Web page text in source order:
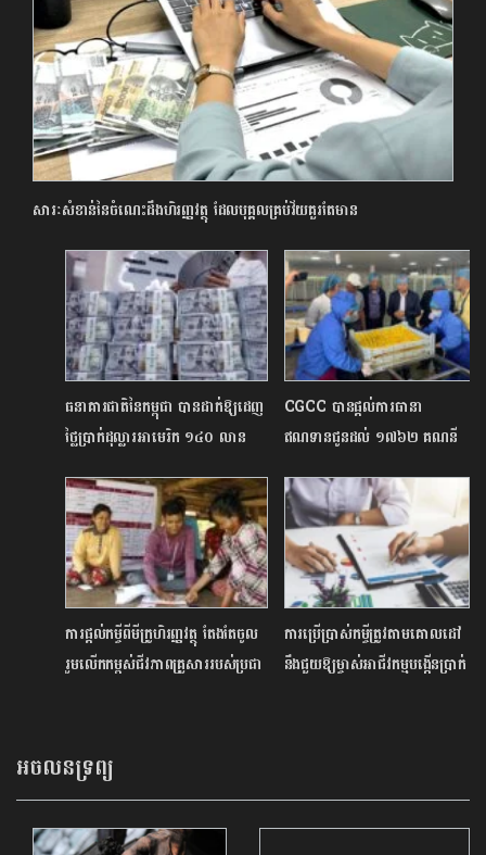
សារៈសំខាន់នៃចំណេះដឹងហិរញ្ញវត្ថុ ដែលបុគ្គលគ្រប់វ័យគួរតែមាន
ធនាគារជាតិនៃកម្ពុជា បានដាក់ឱ្យដេញ
ថ្លៃប្រាក់ដុល្លារអាមេរិក ១៤០ លាន
ផ្សារ
CGCC បានផ្តល់ការធានា
ឥណទានជូនដល់ ១៧៦២ គណនី
ដុល្លារ
ការផ្ដល់កម្ចីពីមីក្រូហិរញ្ញវត្ថុ តែងតែចូល
រួមលើកកម្ពស់ជីវភាពគ្រួសាររបស់ប្រជា
ការប្រើប្រាស់កម្ចីត្រូវតាមគោលដៅ
នឹងជួយឱ្យម្ចាស់អាជីវកម្មបង្កើនប្រាក់
អចលនទ្រព្យ